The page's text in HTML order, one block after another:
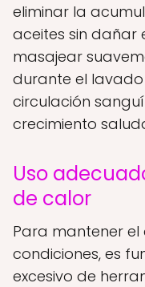
eliminar la
aceites sin dañar
masajear
durante el
circulación
crecimiento
Uso
de calor
Para mantener
condiciones, es
excesivo de